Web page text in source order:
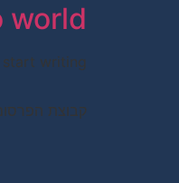
world!
writing!
קבוצת